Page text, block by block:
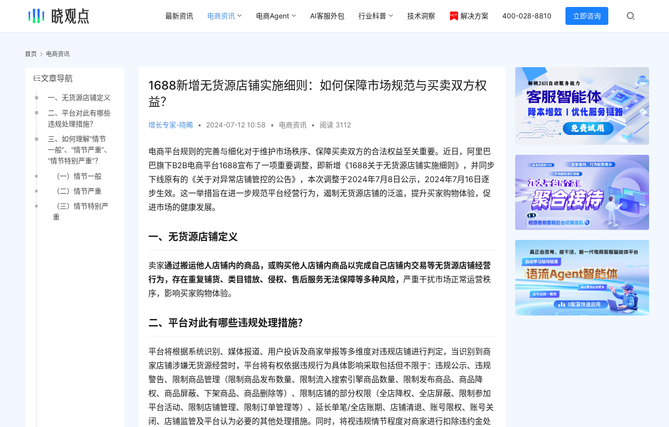
最新资讯 电商资讯 电商Agent AI客服外包 行业科普 技术洞察 解决方案 400-028-8810 立即咨询
首页 电商资讯
文章导航
一、无货源店铺定义
二、平台对此有哪些
违规处理措施？
三、如何理解“情节
一般”、“情节严重”、
“情节特别严重”？
（一）情节一般
（二）情节严重
（三）情节特别严
重
1688新增无货源店铺实施细则：如何保障市场规范与买卖双方权
益？
增长专家-晓晞 • 2024-07-12 10:58 • 电商资讯 • 阅读 3112
电商平台规则的完善与细化对于维护市场秩序、保障买卖双方的合法权益至关重要。近日，阿里巴
巴旗下B2B电商平台1688宣布了一项重要调整，即新增《1688关于无货源店铺实施细则》，并同步
下线原有的《关于对异常店铺管控的公告》，本次调整于2024年7月8日公示，2024年7月16日逐
步生效。这一举措旨在进一步规范平台经营行为，遏制无货源店铺的泛滥，提升买家购物体验，促
进市场的健康发展。
一、无货源店铺定义
卖家通过搬运他人店铺内的商品，或购买他人店铺内商品以完成自己店铺内交易等无货源店铺经营
行为，存在重复铺货、类目错放、侵权、售后服务无法保障等多种风险， 严重干扰市场正常运营秩
序，影响买家购物体验。
二、平台对此有哪些违规处理措施？
平台将根据系统识别、媒体报道、用户投诉及商家举报等多维度对违规店铺进行判定，当识别到商
家店铺涉嫌无货源经营时，平台将有权依据违规行为具体影响采取包括但不限于：违规公示、违规
警告、限制商品管理（限制商品发布数量、限制流入搜索引擎商品数量、限制发布商品、商品降
权、商品屏蔽、下架商品、商品删除等）、限制店铺的部分权限（全店降权、全店屏蔽、限制参加
平台活动、限制店铺管理、限制订单管理等）、延长单笔/全店账期、店铺清退、账号限权、账号关
闭、店铺监管及平台认为必要的其他处理措施。同时，将视违规情节程度对商家进行扣除违约金处